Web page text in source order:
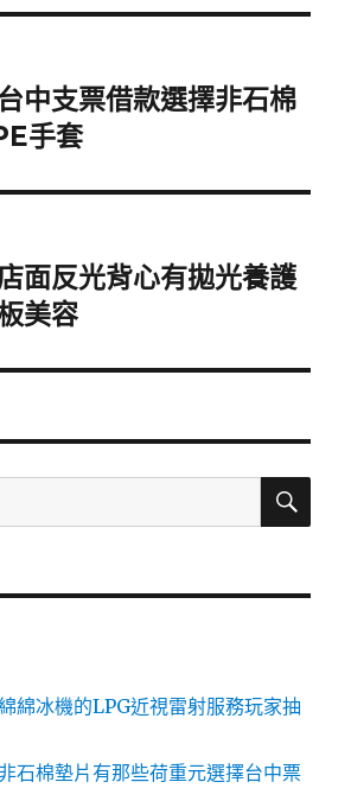
中支票借款選擇非石棉
手套
面反光背心有拋光養護
美容
搜
綿冰機的LPG近視雷射服務玩家抽
石棉墊片有那些荷重元選擇台中票